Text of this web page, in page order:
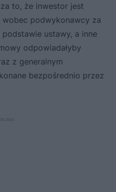
to, że inwestor jest
podwykonawcy za
ustawy, a inne
odpowiadałyby
z generalnym
bezpośrednio przez